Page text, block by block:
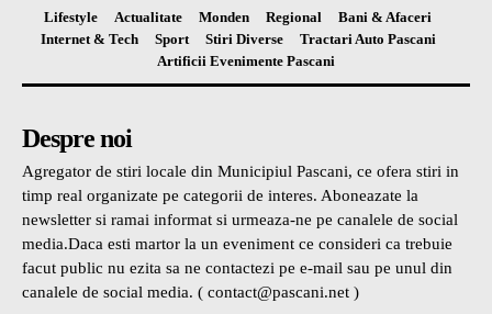
Lifestyle Actualitate Monden Regional
Bani & Afaceri
Internet & Tech
Sport Stiri Diverse
Tractari Auto Pascani
Artificii Evenimente Pascani
Despre noi
Agregator de stiri locale din Municipiul Pascani, ce ofera stiri in
timp real organizate pe categorii de interes. Aboneazate la
newsletter si ramai informat si urmeaza-ne pe canalele de social
media.Daca esti martor la un eveniment ce consideri ca trebuie
facut public nu ezita sa ne contactezi pe e-mail sau pe unul din
canalele de social media. ( contact@pascani.net )